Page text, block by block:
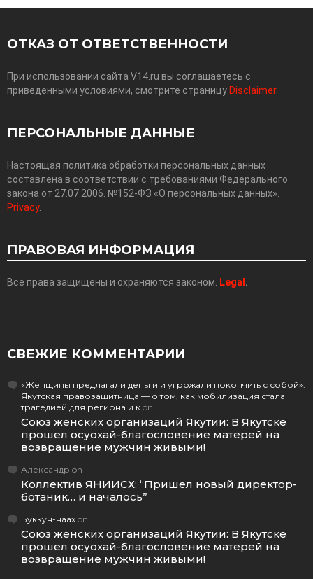
ОТКАЗ ОТ ОТВЕТСТВЕННОСТИ
При использовании сайта V14.ru вы соглашаетесь с
приведенными условиями, смотрите страницу Disclaimer.
ПЕРСОНАЛЬНЫЕ ДАННЫЕ
Настоящая политика обработки персональных данных
составлена в соответствии с требованиями Федерального
закона от 27.07.2006. №152-ФЗ «О персональных данных».
Privacy.
ПРАВОВАЯ ИНФОРМАЦИЯ
Все права защищены и охраняются законом. Legal .
СВЕЖИЕ КОММЕНТАРИИ
«Женщины предлагали деньги и угрожали покончить с собой».
Якутская правозащитница — о том, как мобилизация стала
трагедией для региона и к on
Союз женских организаций Якутии: В Якутске
прошел осуохай-благословение матерей на
возвращение мужчин живыми!
Александр on
Коллектив ЯНИИСХ: “Пришел новый директор-
ботаник… и началось”
Буккун-наах on
Союз женских организаций Якутии: В Якутске
прошел осуохай-благословение матерей на
возвращение мужчин живыми!